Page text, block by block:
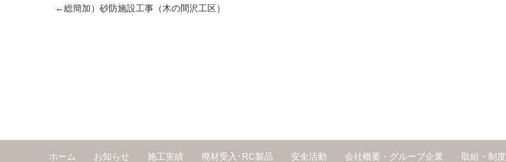
総簡加）砂防施設工事（木の間沢工区）
ホーム お知らせ 施工実績 廃材受入･RC製品 安全活動 会社概要・グループ企業 取組・制度